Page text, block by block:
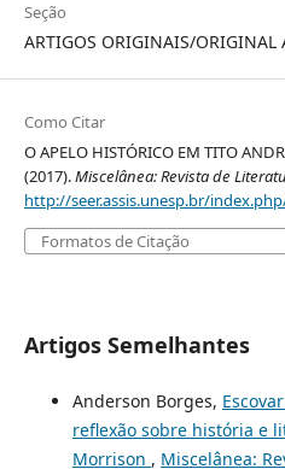
Seção
ARTIGOS ORIGINAIS/ORIGINAL
Como Citar
O APELO HISTÓRICO EM TITO
(2017).Miscelânea: Revista de
http://seer.assis.unesp.br/
Formatos de Citação
Artigos Semelhantes
Anderson Borges,
reflexão sobre história e
Morrison , Miscelânea: